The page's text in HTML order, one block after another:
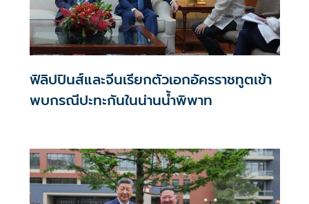
ฟิลิปปินส์และจีนเรียกตัวเอกอัครราชทูตเข้า
พบกรณีปะทะกันในน่านน้ำพิพาท